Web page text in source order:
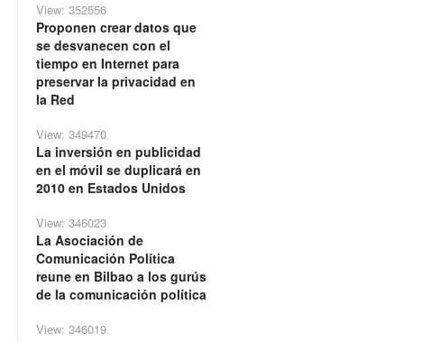
View: 352556
Proponen crear datos que
se desvanecen con el
tiempo en Internet para
preservar la privacidad en
la Red
View: 349470
La inversión en publicidad
en el móvil se duplicará en
2010 en Estados Unidos
View: 346023
La Asociación de
Comunicación Política
reune en Bilbao a los gurús
de la comunicación política
View: 346019